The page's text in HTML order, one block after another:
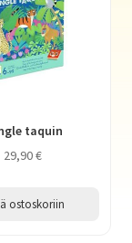
taquin
29,90€
ostoskoriin